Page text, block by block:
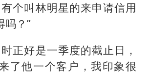
个叫林明星的来申请信用
吗？”
正好是一季度的截止日，
了他一个客户，我印象很